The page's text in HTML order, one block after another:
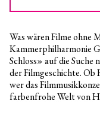
Was wären Filme ohne
Kammerphilharmonie
Schloss» auf die Suche
der Filmgeschichte. Ob
wer das
farbenfrohe Welt von